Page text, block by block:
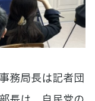
務局長は記者団